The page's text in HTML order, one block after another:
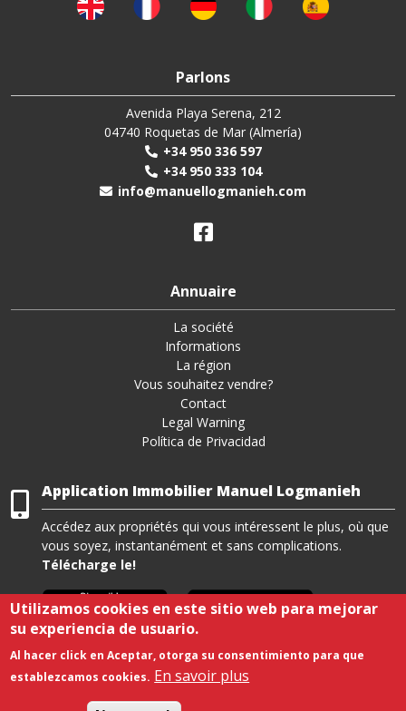
Parlons
Avenida Playa Serena, 212
04740 Roquetas de Mar (Almería)
+34 950 336 597
+34 950 333 104
info@manuellogmanieh.com
Annuaire
La société
Informations
La région
Vous souhaitez vendre?
Contact
Legal Warning
Política de Privacidad
Application Immobilier Manuel Logmanieh
Accédez aux propriétés qui vous intéressent le plus, où que
vous soyez, instantanément et sans complications.
Télécharge le!
Utilizamos cookies en este sitio web para mejorar
su experiencia de usuario.
Al hacer click en Aceptar, otorga su consentimiento para que
establezcamos cookies. En savoir plus